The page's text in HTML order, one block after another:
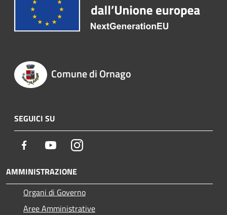
Comune di Ornago
SEGUICI SU
Facebook YoutubeInstagram
AMMINISTRAZIONE
Organi di Governo
Aree Amministrative